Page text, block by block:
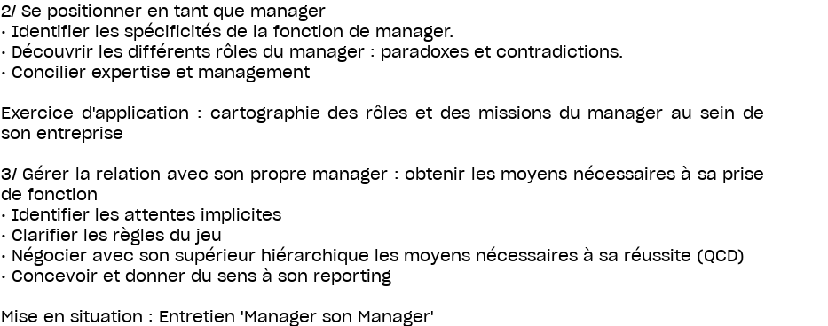
2/ Se positionner en tant que manager
• Identifier les spécificités de la fonction de manager.
• Découvrir les différents rôles du manager : paradoxes et contradictions.
• Concilier expertise et management
Exercice d'application : cartographie des rôles et des missions du manager au sein de
son entreprise
3/ Gérer la relation avec son propre manager : obtenir les moyens nécessaires à sa prise
de fonction
• Identifier les attentes implicites
• Clarifier les règles du jeu
• Négocier avec son supérieur hiérarchique les moyens nécessaires à sa réussite (QCD)
• Concevoir et donner du sens à son reporting
Mise en situation : Entretien 'Manager son Manager'